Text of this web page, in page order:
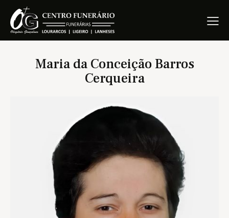
Maria da Conceição Barros
Cerqueira